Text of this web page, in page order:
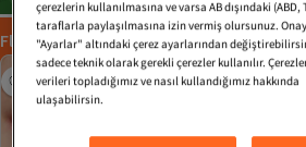
Flaş Ürünler 11 : 17 : 30
çerezlerin kullanılmasına ve varsa AB dışındaki
taraflarla paylaşılmasına izin vermiş olursunuz.
"Ayarlar" altındaki çerez ayarlarından
sadece teknik olarak gerekli çerezler kullanılır.
verileri topladığımız ve nasıl kullandığımız hakkında
ulaşabilirsin.